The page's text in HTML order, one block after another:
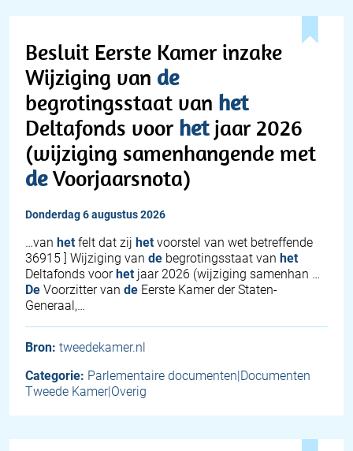
Besluit Eerste Kamer inzake
Wijziging van de
begrotingsstaat van het
Deltafonds voor hetjaar 2026
(wijziging samenhangende met
deVoorjaarsnota)
donderdag 6 augustus 2026
…van het felt dat zij het voorstel van wet betreffende
36915 ] Wijziging van de begrotingsstaat van het
Deltafonds voor het jaar 2026 (wijziging samenhan …
De Voorzitter van de Eerste Kamer der Staten-
Generaal,…
Bron: tweedekamer.nl
Categorie: Parlementaire documenten|Documenten
Tweede Kamer|Overig